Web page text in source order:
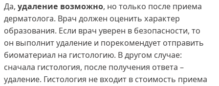
Да, удаление возможно, но только после приема
дерматолога. Врач должен оценить характер
образования. Если врач уверен в безопасности, то
он выполнит удаление и порекомендует отправить
биоматериал на гистологию. В другом случае:
сначала гистология, после получения ответа –
удаление. Гистология не входит в стоимость приема